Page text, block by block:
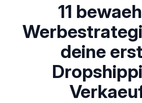
11
deine